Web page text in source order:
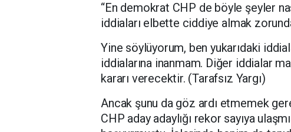
“En demokrat CHP de böyle şeyler
iddiaları elbette ciddiye almak
Yine söylüyorum, ben yukarıdaki
iddialarına inanmam. Diğer iddialar
kararı verecektir. (Tarafsız Yargı)
Ancak şunu da göz ardı etmemek
CHP aday adaylığı rekor sayıya